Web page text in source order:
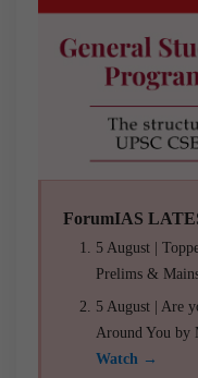
ForumIAS
5 August |
Prelims &
5 August | Are
Around You by
Watch →